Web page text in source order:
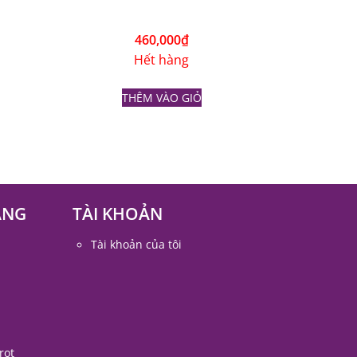
460,000₫
Hết hàng
THÊM VÀO GIỎ
TÀI KHOẢN
Tài khoản của tôi